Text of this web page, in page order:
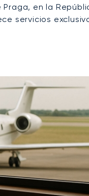
en la
servicios